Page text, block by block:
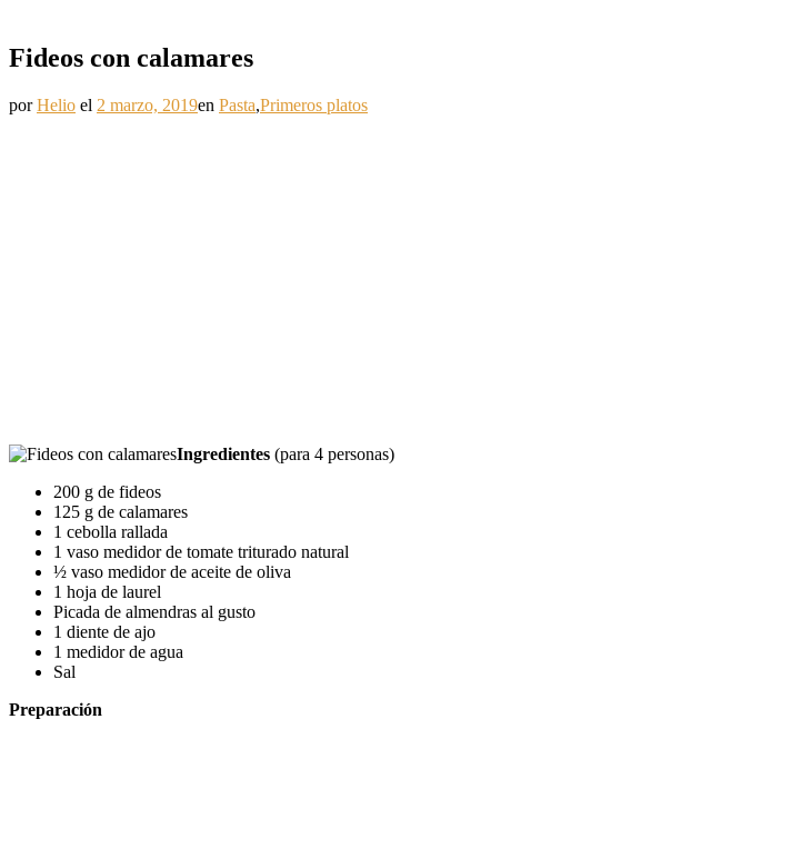
Fideos con calamares
porHelio el 2 marzo, 2019en Pasta,Primeros platos
Ingredientes (para 4 personas)
200 g de fideos
125 g de calamares
1 cebolla rallada
1 vaso medidor de tomate triturado natural
½ vaso medidor de aceite de oliva
1 hoja de laurel
Picada de almendras al gusto
1 diente de ajo
1 medidor de agua
Sal
Preparación